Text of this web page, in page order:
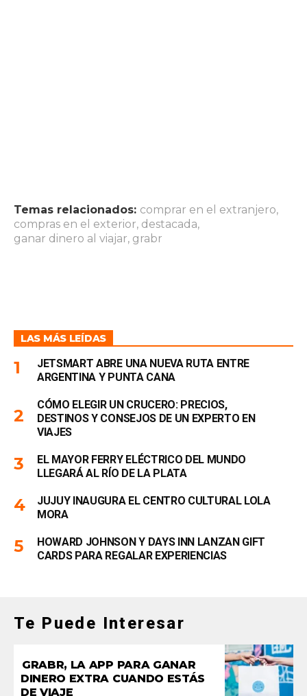
Temas relacionados: comprar en el extranjero,
compras en el exterior, destacada,
ganar dinero al viajar, grabr
LAS MÁS LEÍDAS
JETSMART ABRE UNA NUEVA RUTA ENTRE
ARGENTINA Y PUNTA CANA
CÓMO ELEGIR UN CRUCERO: PRECIOS,
DESTINOS Y CONSEJOS DE UN EXPERTO EN
VIAJES
EL MAYOR FERRY ELÉCTRICO DEL MUNDO
LLEGARÁ AL RÍO DE LA PLATA
JUJUY INAUGURA EL CENTRO CULTURAL LOLA
MORA
HOWARD JOHNSON Y DAYS INN LANZAN GIFT
CARDS PARA REGALAR EXPERIENCIAS
Te Puede Interesar
GRABR, LA APP PARA GANAR
DINERO EXTRA CUANDO ESTÁS
DE VIAJE